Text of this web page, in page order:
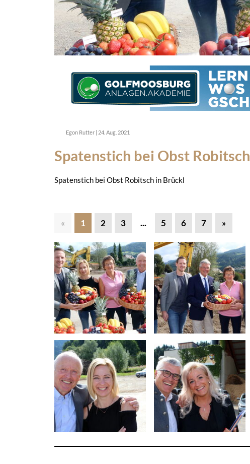
Egon Rutter 24. Aug. 2021
Spatenstich bei Obst Robitsch
Spatenstich bei Obst Robitsch in Brückl
« 1 2 3 ... 5 6 7 »